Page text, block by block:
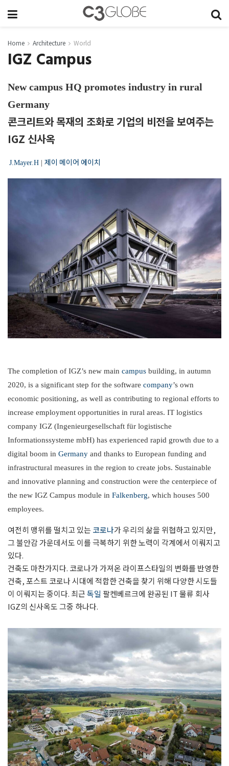
Home Architecture World
IGZ Campus
New campus HQ promotes industry in rural
Germany
콘크리트와 목재의 조화로 기업의 비전을 보여주는
IGZ 신사옥
J.Mayer.H | 제이 메이어 에이치
The completion of IGZ’s new main campus building, in autumn
2020, is a significant step for the software company’s own
economic positioning, as well as contributing to regional efforts to
increase employment opportunities in rural areas. IT logistics
company IGZ (Ingenieurgesellschaft für logistische
Informationssysteme mbH) has experienced rapid growth due to a
digital boom in Germany and thanks to European funding and
infrastructural measures in the region to create jobs. Sustainable
and innovative planning and construction were the centerpiece of
the new IGZ Campus module in Falkenberg, which houses 500
employees.
여전히 맹위를 떨치고 있는 코로나가 우리의 삶을 위협하고 있지만,
그 불안감 가운데서도 이를 극복하기 위한 노력이 각계에서 이뤄지고
있다.
건축도 마찬가지다. 코로나가 가져온 라이프스타일의 변화를 반영한
건축, 포스트 코로나 시대에 적합한 건축을 찾기 위해 다양한 시도들
이 이뤄지는 중이다. 최근독일 팔켄베르크에 완공된 IT 물류 회사
IGZ의 신사옥도 그중 하나다.